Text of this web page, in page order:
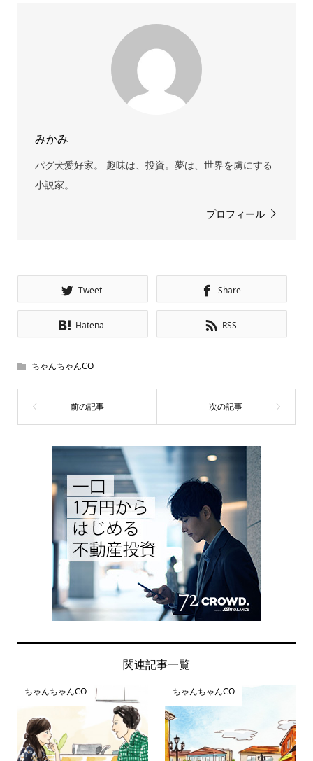
みかみ
パグ犬愛好家。 趣味は、投資。夢は、世界を虜にする
小説家。
プロフィール
Tweet Share
Hatena RSS
ちゃんちゃんCO
関連記事一覧
ちゃんちゃんCO ちゃんちゃんCO